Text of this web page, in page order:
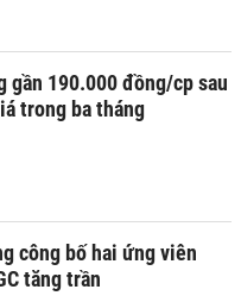
gần 190.000 đồng/cp sau
trong ba tháng
công bố hai ứng viên
tăng trần